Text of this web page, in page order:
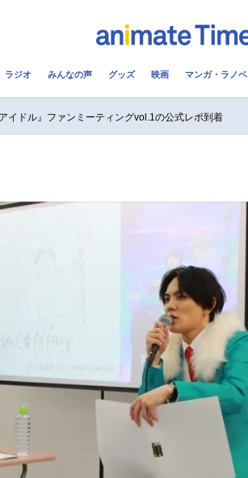
アニメ映画一覧
男性声優/女性声優一覧
FOLLOW US
ラジオ みんなの声 グッズ 映画 マンガ・ラノベ
イドル』ファンミーティングvol.1の公式レポ到着